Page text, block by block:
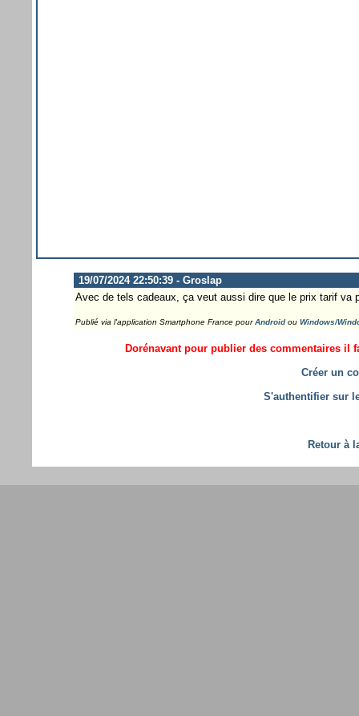
19/07/2024 22:50:39 - Groslap
Avec de tels cadeaux, ça veut aussi dire que le prix tarif va
Publié via l'application Smartphone France pourAndroidou Windows/
Dorénavant pour publier des commentaires il
Créer un
S'authentifier sur
Retour à